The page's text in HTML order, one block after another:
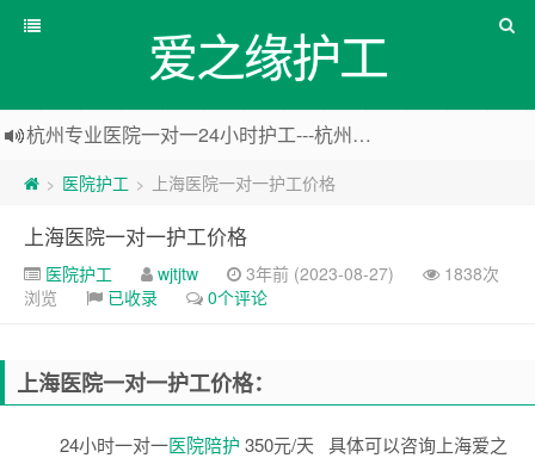
爱之缘护工
> 医院护工 > 上海医院一对一护工价格
上海医院一对一护工价格
医院护工 wjtjtw 3年前 (2023-08-27)
1838次
浏览
已收录 0个评论
上海医院一对一护工价格：
24小时一对一医院陪护 350元/天 具体可以咨询上海爱之